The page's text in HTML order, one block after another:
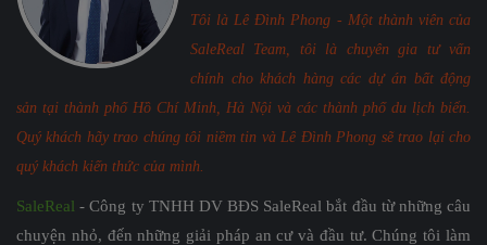
Tôi là Lê Đình Phong - Một thành viên của
SaleReal Team, tôi là chuyên gia tư vấn
chính cho khách hàng các dự án bất động
sản tại thành phố Hồ Chí Minh, Hà Nội và các thành phố du lịch biển.
Quý khách hãy trao chúng tôi niềm tin và Lê Đình Phong sẽ trao lại cho
quý khách kiến thức của mình.
SaleReal - Công ty TNHH DV BĐS SaleReal bắt đầu từ những câu
chuyện nhỏ, đến những giải pháp an cư và đầu tư. Chúng tôi làm